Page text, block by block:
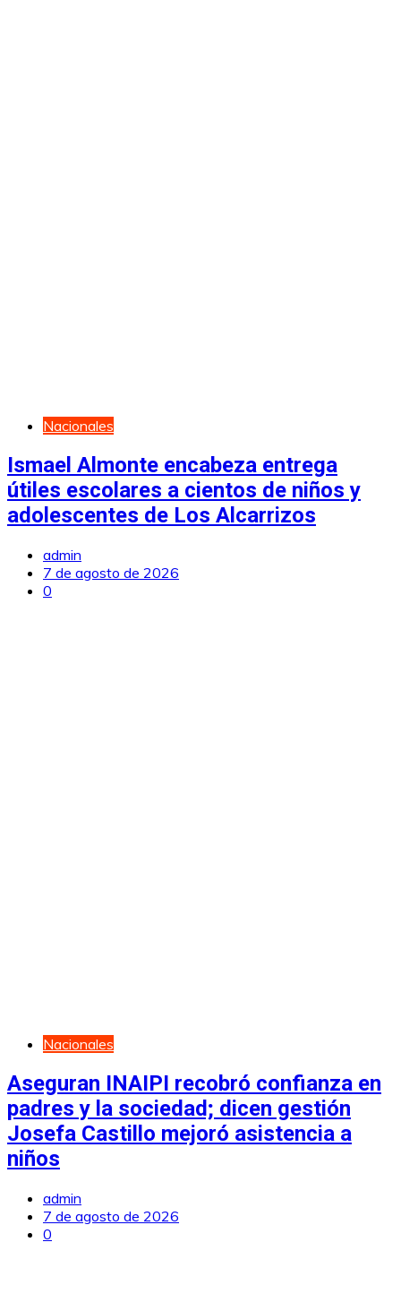
Nacionales
Ismael Almonte encabeza entrega
útiles escolares a cientos de niños y
adolescentes de Los Alcarrizos
admin
7 de agosto de 2026
0
Nacionales
Aseguran INAIPI recobró confianza en
padres y la sociedad; dicen gestión
Josefa Castillo mejoró asistencia a
niños
admin
7 de agosto de 2026
0